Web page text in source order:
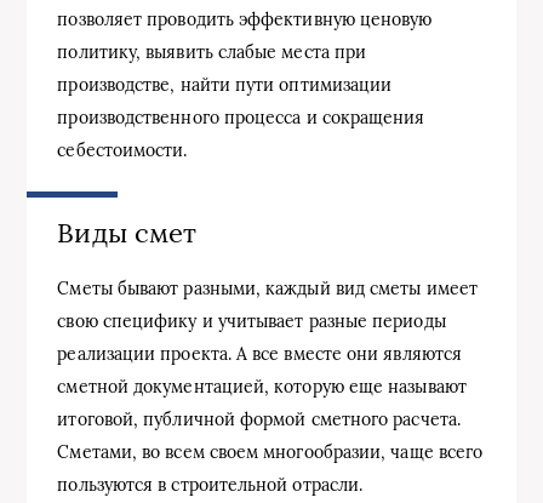
позволяет проводить эффективную ценовую
политику, выявить слабые места при
производстве, найти пути оптимизации
производственного процесса и сокращения
себестоимости.
Виды смет
Сметы бывают разными, каждый вид сметы имеет
свою специфику и учитывает разные периоды
реализации проекта. А все вместе они являются
сметной документацией, которую еще называют
итоговой, публичной формой сметного расчета.
Сметами, во всем своем многообразии, чаще всего
пользуются в строительной отрасли.